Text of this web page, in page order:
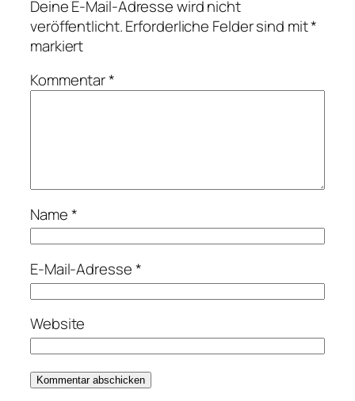
Deine E-Mail-Adresse wird nicht
veröffentlicht.Erforderliche Felder sind mit*
markiert
Kommentar*
Name*
E-Mail-Adresse*
Website